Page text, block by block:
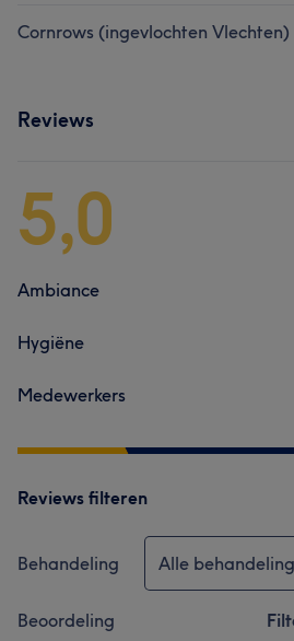
Cornrows (ingevlochten Vlechten)
Reviews
5,0
Ambiance
Hygiëne
Medewerkers
Reviews filteren
Behandeling Alle
Beoordeling